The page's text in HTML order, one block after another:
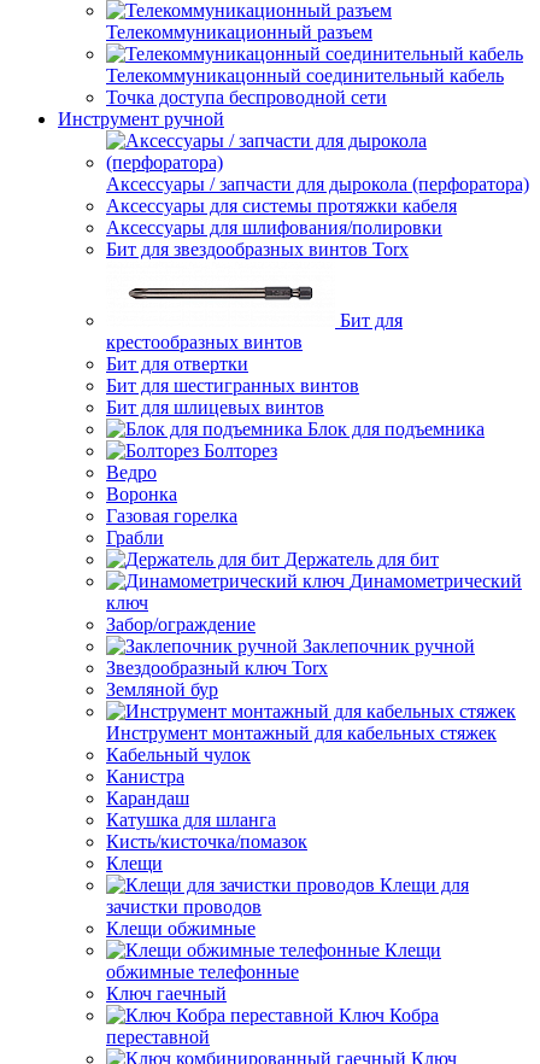
Телекоммуникационный разъем
Телекоммуникацонный соединительный кабель
Точка доступа беспроводной сети
Инструмент ручной
Аксессуары / запчасти для дырокола (перфоратора)
Аксессуары для системы протяжки кабеля
Аксессуары для шлифования/полировки
Бит для звездообразных винтов Torx
Бит для
крестообразных винтов
Бит для отвертки
Бит для шестигранных винтов
Бит для шлицевых винтов
Блок для подъемника
Болторез
Ведро
Воронка
Газовая горелка
Грабли
Держатель для бит
Динамометрический
ключ
Забор/ограждение
Заклепочник ручной
Звездообразный ключ Torx
Земляной бур
Инструмент монтажный для кабельных стяжек
Кабельный чулок
Канистра
Карандаш
Катушка для шланга
Кисть/кисточка/помазок
Клещи
Клещи для
зачистки проводов
Клещи обжимные
Клещи
обжимные телефонные
Ключ гаечный
Ключ Кобра
переставной
Ключ